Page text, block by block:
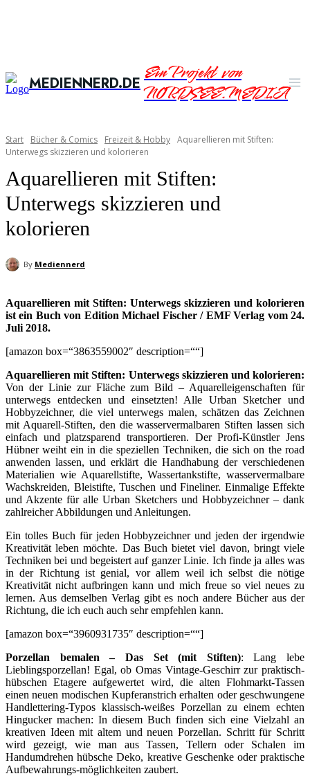
MEDIENNERD.DEEin Projekt von
NORDSEE.MEDIA
Start Bücher & Comics Freizeit & Hobby Aquarellieren mit Stiften:
Unterwegs skizzieren und kolorieren
Aquarellieren mit Stiften:
Unterwegs skizzieren und
kolorieren
By Mediennerd
Aquarellieren mit Stiften: Unterwegs skizzieren und kolorieren
ist ein Buch von Edition Michael Fischer / EMF Verlag vom 24.
Juli 2018.
[amazon box=“3863559002″ description=““]
Aquarellieren mit Stiften: Unterwegs skizzieren und kolorieren:
Von der Linie zur Fläche zum Bild – Aquarelleigenschaften für
unterwegs entdecken und einsetzten! Alle Urban Sketcher und
Hobbyzeichner, die viel unterwegs malen, schätzen das Zeichnen
mit Aquarell-Stiften, den die wasservermalbaren Stiften lassen sich
einfach und platzsparend transportieren. Der Profi-Künstler Jens
Hübner weiht ein in die speziellen Techniken, die sich on the road
anwenden lassen, und erklärt die Handhabung der verschiedenen
Materialien wie Aquarellstifte, Wassertankstifte, wasservermalbare
Wachskreiden, Bleistifte, Tuschen und Fineliner. Einmalige Effekte
und Akzente für alle Urban Sketchers und Hobbyzeichner – dank
zahlreicher Abbildungen und Anleitungen.
Ein tolles Buch für jeden Hobbyzeichner und jeden der irgendwie
Kreativität leben möchte. Das Buch bietet viel davon, bringt viele
Techniken bei und begeistert auf ganzer Linie. Ich finde ja alles was
in der Richtung ist genial, vor allem weil ich selbst die nötige
Kreativität nicht aufbringen kann und mich freue so viel neues zu
lernen. Aus demselben Verlag gibt es noch andere Bücher aus der
Richtung, die ich euch auch sehr empfehlen kann.
[amazon box=“3960931735″ description=““]
Porzellan bemalen – Das Set (mit Stiften): Lang lebe
Lieblingsporzellan! Egal, ob Omas Vintage-Geschirr zur praktisch-
hübschen Etagere aufgewertet wird, die alten Flohmarkt-Tassen
einen neuen modischen Kupferanstrich erhalten oder geschwungene
Handlettering-Typos klassisch-weißes Porzellan zu einem echten
Hingucker machen: In diesem Buch finden sich eine Vielzahl an
kreativen Ideen mit altem und neuen Porzellan. Schritt für Schritt
wird gezeigt, wie man aus Tassen, Tellern oder Schalen im
Handumdrehen hübsche Deko, kreative Geschenke oder praktische
Aufbewahrungs-möglichkeiten zaubert.